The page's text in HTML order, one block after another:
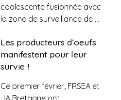
coalescente fusionnée avec
la zone de surveillance de ...
Les producteurs d’oeufs
manifestent pour leur
survie !
Ce premier février, FRSEA et
JA Bretagne ont